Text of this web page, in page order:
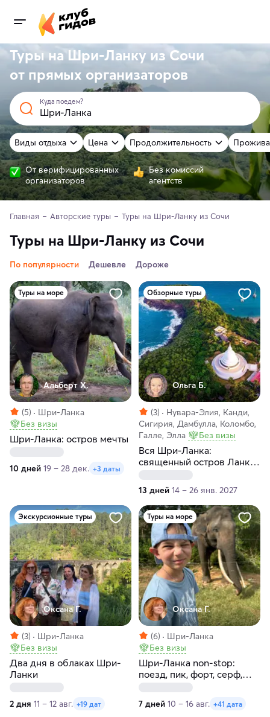
Туры на Шри-Ланку из Сочи
от прямых организаторов
Куда поедем?
Виды отдыха Цена Продолжительность
От верифицированных
организаторов
Без комиссий
агентств
Главная Авторские туры Туры на Шри-Ланку из Сочи
Туры на Шри-Ланку из Сочи
По популярности Дешевле Дороже
Туры на море
Альберт Х.
(5)
Шри-Ланка
Без визы
Шри-Ланка: остров мечты
10 дней 19 – 28 дек. +3 даты
Обзорные туры
Ольга Б.
(3)
Нувара-Элия, Канди,
Сигирия, Дамбулла, Коломбо,
Галле, Элла
Без визы
Вся Шри-Ланка:
священный остров Ланка,
13 дней 14 – 26 янв. 2027
Экскурсионные туры
Оксана Г.
(3)
Шри-Ланка
Без визы
Два дня в облаках Шри-
Ланки
2 дня 11 – 12 авг. +19 дат
Туры на море
Оксана Г.
(6)
Шри-Ланка
Без визы
Шри-Ланка non-stop:
поезд, пик, форт, серф,
7 дней 10 – 16 авг. +41 дата